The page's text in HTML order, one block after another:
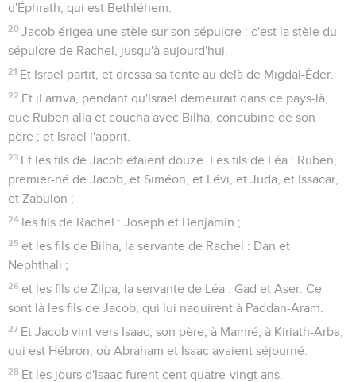
d'Éphrath, qui est Bethléhem.
20 Jacob érigea une stèle sur son sépulcre : c'est la stèle du
sépulcre de Rachel, jusqu'à aujourd'hui.
21 Et Israël partit, et dressa sa tente au delà de Migdal-Éder.
22 Et il arriva, pendant qu'Israël demeurait dans ce pays-là,
que Ruben alla et coucha avec Bilha, concubine de son
père ; et Israël l'apprit.
23 Et les fils de Jacob étaient douze. Les fils de Léa : Ruben,
premier-né de Jacob, et Siméon, et Lévi, et Juda, et Issacar,
et Zabulon ;
24 les fils de Rachel : Joseph et Benjamin ;
25 et les fils de Bilha, la servante de Rachel : Dan et
Nephthali ;
26 et les fils de Zilpa, la servante de Léa : Gad et Aser. Ce
sont là les fils de Jacob, qui lui naquirent à Paddan-Aram.
27 Et Jacob vint vers Isaac, son père, à Mamré, à Kiriath-Arba,
qui est Hébron, où Abraham et Isaac avaient séjourné.
28 Et les jours d'Isaac furent cent quatre-vingt ans.